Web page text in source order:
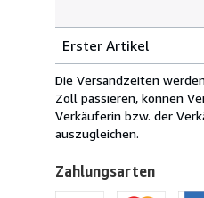
innerhalb
von
USA
Erster Artikel
Die Versandzeiten
Zoll passieren, können
Verkäuferin bzw. der
auszugleichen.
Zahlungsarten